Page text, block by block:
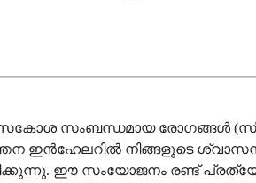
സംബന്ധമായ രോഗങ്ങൾ
ഇൻഹേലറിൽ നിങ്ങളുടെ
ഈ സംയോജനം രണ്ട്